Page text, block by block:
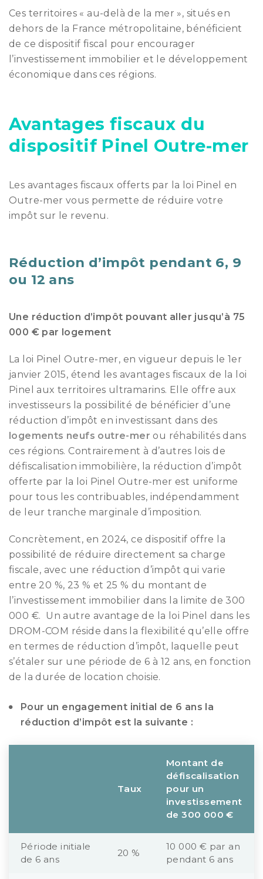
Ces territoires « au-delà de la mer », situés en
dehors de la France métropolitaine, bénéficient
de ce dispositif fiscal pour encourager
l’investissement immobilier et le développement
économique dans ces régions.
Avantages fiscaux du
dispositif Pinel Outre-mer
Les avantages fiscaux offerts par la loi Pinel en
Outre-mer vous permette de réduire votre
impôt sur le revenu.
Réduction d’impôt pendant 6, 9
ou 12 ans
Une réduction d’impôt pouvant aller jusqu’à 75
000 € par logement
La loi Pinel Outre-mer, en vigueur depuis le 1er
janvier 2015, étend les avantages fiscaux de la loi
Pinel aux territoires ultramarins. Elle offre aux
investisseurs la possibilité de bénéficier d’une
réduction d’impôt en investissant dans des
logements neufs outre-mer ou réhabilités dans
ces régions. Contrairement à d’autres lois de
défiscalisation immobilière, la réduction d’impôt
offerte par la loi Pinel Outre-mer est uniforme
pour tous les contribuables, indépendamment
de leur tranche marginale d’imposition.
Concrètement, en 2024, ce dispositif offre la
possibilité de réduire directement sa charge
fiscale, avec une réduction d’impôt qui varie
entre 20 %, 23 % et 25 % du montant de
l’investissement immobilier dans la limite de 300
000 €. Un autre avantage de la loi Pinel dans les
DROM-COM réside dans la flexibilité qu’elle offre
en termes de réduction d’impôt, laquelle peut
s’étaler sur une période de 6 à 12 ans, en fonction
de la durée de location choisie.
Pour un engagement initial de 6 ans la
réduction d’impôt est la suivante :
Taux
Montant de
défiscalisation
pour un
investissement
de 300 000 €
Période initiale
de 6 ans
20 %
10 000 € par an
pendant 6 ans